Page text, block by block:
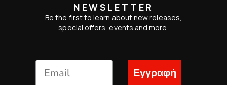
NEWSLETTER
Be the first to learn about new releases,
special offers, events and more.
Εγγραφή